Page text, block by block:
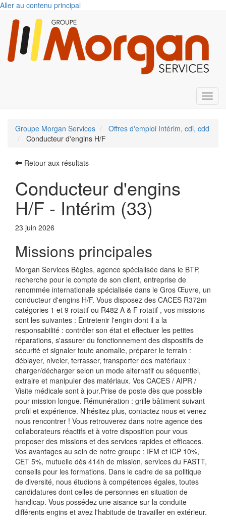
Aller au contenu principal
Groupe Morgan Services
Offres d'emploi Intérim, cdi, cdd
Conducteur d'engins H/F
Retour aux résultats
Conducteur d'engins
H/F - Intérim (33)
23 juin 2026
Missions principales
Morgan Services Bègles, agence spécialisée dans le BTP,
recherche pour le compte de son client, entreprise de
renommée internationale spécialisée dans le Gros Œuvre, un
conducteur d'engins H/F. Vous disposez des CACES R372m
catégories 1 et 9 rotatif ou R482 A & F rotatif , vos missions
sont les suivantes : Entretenir l'engin dont il a la
responsabilité : contrôler son état et effectuer les petites
réparations, s'assurer du fonctionnement des dispositifs de
sécurité et signaler toute anomalie, préparer le terrain :
déblayer, niveler, terrasser, transporter des matériaux :
charger/décharger selon un mode alternatif ou séquentiel,
extraire et manipuler des matériaux. Vos CACES / AIPR /
Visite médicale sont à jour.Prise de poste dès que possible
pour mission longue. Rémunération : grille bâtiment suivant
profil et expérience. N'hésitez plus, contactez nous et venez
nous rencontrer ! Vous retrouverez dans notre agence des
collaborateurs réactifs et à votre disposition pour vous
proposer des missions et des services rapides et efficaces.
Vos avantages au sein de notre groupe : IFM et ICP 10%,
CET 5%, mutuelle dès 414h de mission, services du FASTT,
conseils pour les formations. Dans le cadre de sa politique
de diversité, nous étudions à compétences égales, toutes
candidatures dont celles de personnes en situation de
handicap. Vous possédez une aisance sur la conduite
différents engins et avez l'habitude de travailler en extérieur.